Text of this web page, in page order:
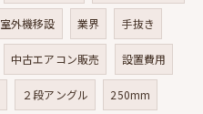
室外機移設 業界 手抜き
中古エアコン販売 設置費用
２段アングル 250mm